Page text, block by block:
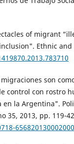
of migrant
Ethnic and
son
control con rostro
la Argentina".
35, 2013, pp. 119-